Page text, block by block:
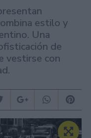
estilo y
Una
de
vestirse con